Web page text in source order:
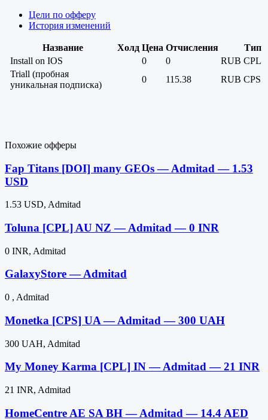
Цели по офферу
История изменений
Название Холд Цена Отчисления
Тип
Install on IOS
0 0 RUB CPL
Triall (пробная
уникальная подписка)
0 115.38 RUB CPS
Похожие офферы
Fap Titans [DOI] many GEOs — Admitad — 1.53
USD
1.53 USD, Admitad
Toluna [CPL] AU NZ — Admitad — 0 INR
0 INR, Admitad
GalaxyStore — Admitad
0 , Admitad
Monetka [CPS] UA — Admitad — 300 UAH
300 UAH, Admitad
My Money Karma [CPL] IN — Admitad — 21 INR
21 INR, Admitad
HomeCentre AE SA BH — Admitad — 14.4 AED